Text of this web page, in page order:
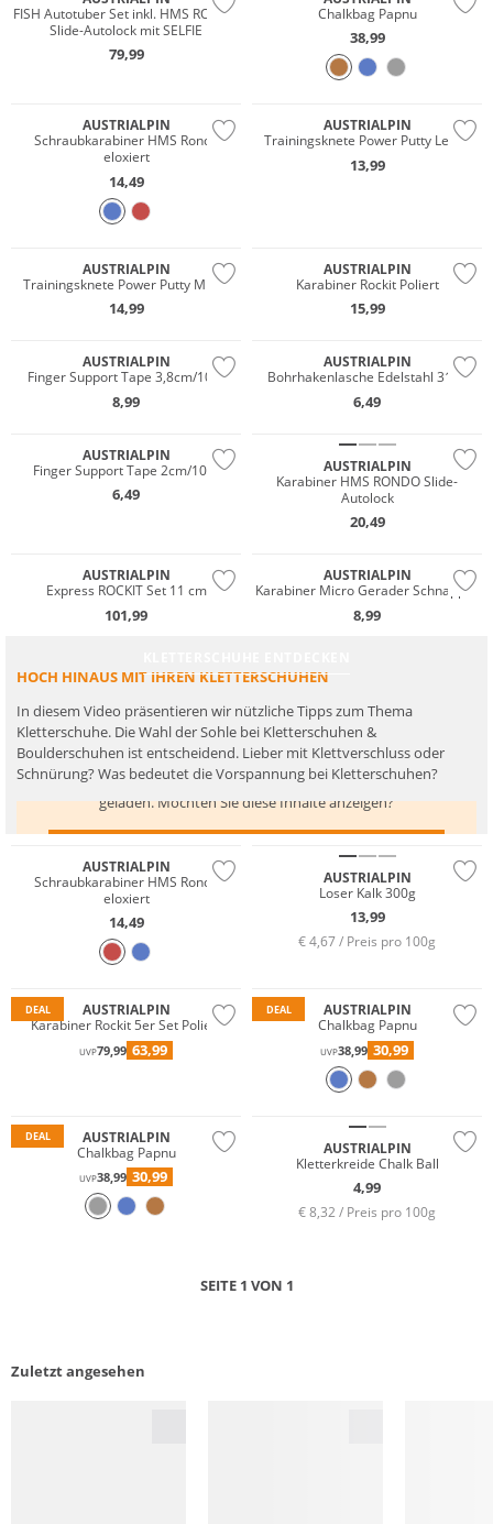
FISH Autotuber Set inkl. HMS RONDO
Slide-Autolock mit SELFIE
79,99
Chalkbag Papnu
38,99
AUSTRIALPIN
Schraubkarabiner HMS Rondo
eloxiert
14,49
AUSTRIALPIN
Trainingsknete Power Putty Leicht
13,99
AUSTRIALPIN
Trainingsknete Power Putty Mittel
14,99
AUSTRIALPIN
Karabiner Rockit Poliert
15,99
AUSTRIALPIN
Finger Support Tape 3,8cm/10m
8,99
AUSTRIALPIN
Bohrhakenlasche Edelstahl 316L
6,49
AUSTRIALPIN
Finger Support Tape 2cm/10m
6,49
AUSTRIALPIN
Karabiner HMS RONDO Slide-
Autolock
20,49
AUSTRIALPIN
Express ROCKIT Set 11 cm
101,99
AUSTRIALPIN
Karabiner Micro Gerader Schnapper
8,99
HOCH HINAUS MIT IHREN KLETTERSCHUHEN
In diesem Video präsentieren wir nützliche Tipps zum Thema
Kletterschuhe. Die Wahl der Sohle bei Kletterschuhen &
Boulderschuhen ist entscheidend. Lieber mit Klettverschluss oder
Schnürung? Was bedeutet die Vorspannung bei Kletterschuhen?
Hier werden Inhalte vonwww.youtube.com
geladen. Möchten Sie diese Inhalte anzeigen?
AUSTRIALPIN
Schraubkarabiner HMS Rondo
eloxiert
14,49
AUSTRIALPIN
Loser Kalk 300g
13,99
€ 4,67 / Preis pro 100g
DEAL
AUSTRIALPIN
Karabiner Rockit 5er Set Poliert
UVP79,99 63,99
DEAL
AUSTRIALPIN
Chalkbag Papnu
UVP38,99 30,99
DEAL
AUSTRIALPIN
Chalkbag Papnu
UVP38,99 30,99
AUSTRIALPIN
Kletterkreide Chalk Ball
4,99
€ 8,32 / Preis pro 100g
SEITE 1 VON 1
Zuletzt angesehen